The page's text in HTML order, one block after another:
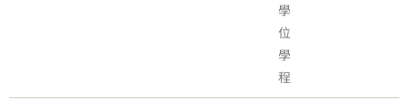
學
位
學
程